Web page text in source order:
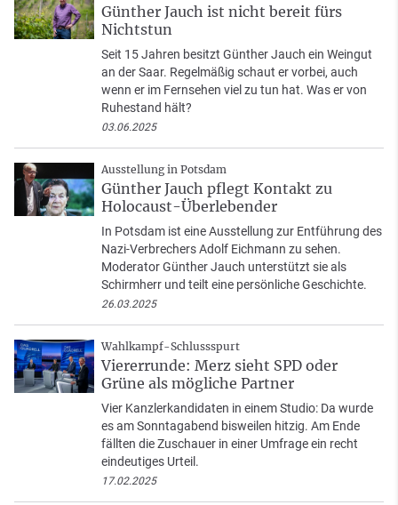
Günther Jauch ist nicht bereit fürs
Nichtstun
Seit 15 Jahren besitzt Günther Jauch ein Weingut
an der Saar. Regelmäßig schaut er vorbei, auch
wenn er im Fernsehen viel zu tun hat. Was er von
Ruhestand hält?
03.06.2025
Ausstellung in Potsdam
Günther Jauch pflegt Kontakt zu
Holocaust-Überlebender
In Potsdam ist eine Ausstellung zur Entführung des
Nazi-Verbrechers Adolf Eichmann zu sehen.
Moderator Günther Jauch unterstützt sie als
Schirmherr und teilt eine persönliche Geschichte.
26.03.2025
Wahlkampf-Schlussspurt
Viererrunde: Merz sieht SPD oder
Grüne als mögliche Partner
Vier Kanzlerkandidaten in einem Studio: Da wurde
es am Sonntagabend bisweilen hitzig. Am Ende
fällten die Zuschauer in einer Umfrage ein recht
eindeutiges Urteil.
17.02.2025